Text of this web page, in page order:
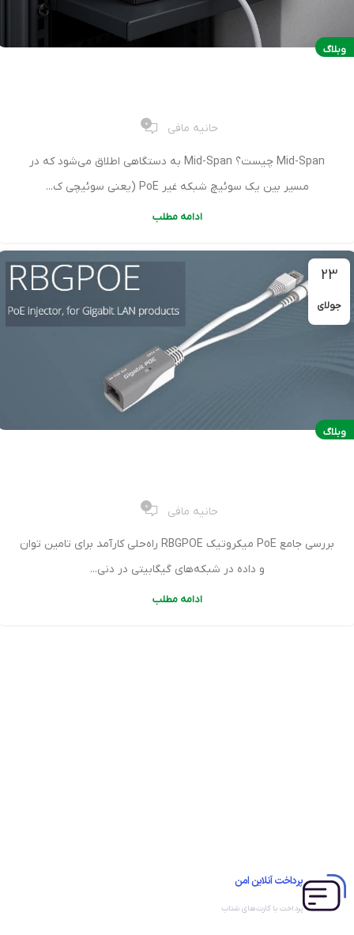
وبلاگ
حانیه مافی 0
Mid-Span چیست؟ Mid-Span به دستگاهی اطلاق می‌شود که در
مسیر بین یک سوئیچ شبکه غیر PoE (یعنی سوئیچی ک...
ادامه مطلب
23
جولای
وبلاگ
حانیه مافی 0
بررسی جامع PoE میکروتیک RBGPOE راه‌حلی کارآمد برای تامین توان
و داده در شبکه‌های گیگابیتی در دنی...
ادامه مطلب
پرداخت آنلاین امن
پرداخت با کارت‌های شتاب